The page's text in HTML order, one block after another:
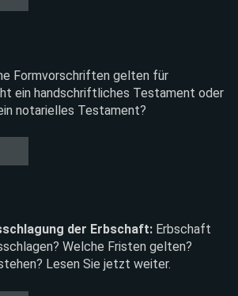
Formvorschriften gelten für
ein handschriftliches Testament oder
notarielles Testament?
der Erbschaft
Erbschaft
Welche Fristen gelten?
Lesen Sie jetzt weiter.